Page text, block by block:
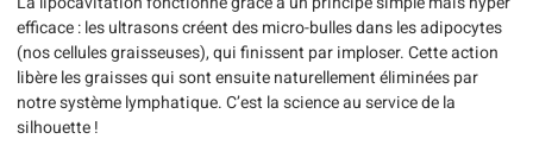
efficace : les ultrasons créent des micro-bulles dans les adipocytes
(nos cellules graisseuses), qui finissent par imploser. Cette action
libère les graisses qui sont ensuite naturellement éliminées par
notre système lymphatique. C’est la science au service de la
silhouette !